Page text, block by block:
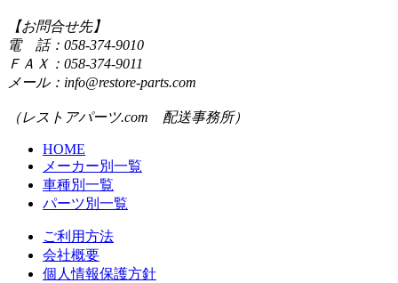
【お問合せ先】
電 話：058-374-9010
ＦＡＸ：058-374-9011
メール：info@restore-parts.com
（レストアパーツ.com 配送事務所）
HOME
メーカー別一覧
車種別一覧
パーツ別一覧
ご利用方法
会社概要
個人情報保護方針